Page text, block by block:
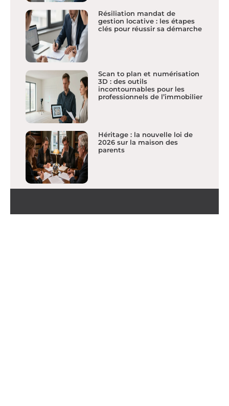
Résiliation mandat de
gestion locative : les étapes
clés pour réussir sa démarche
Scan to plan et numérisation
3D : des outils
incontournables pour les
professionnels de l’immobilier
Héritage : la nouvelle loi de
2026 sur la maison des
parents